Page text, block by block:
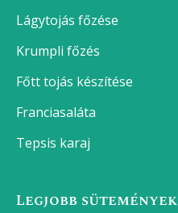
Lágytojás főzése
Krumpli főzés
Főtt tojás készítése
Franciasaláta
Tepsis karaj
Legjobb sütemények